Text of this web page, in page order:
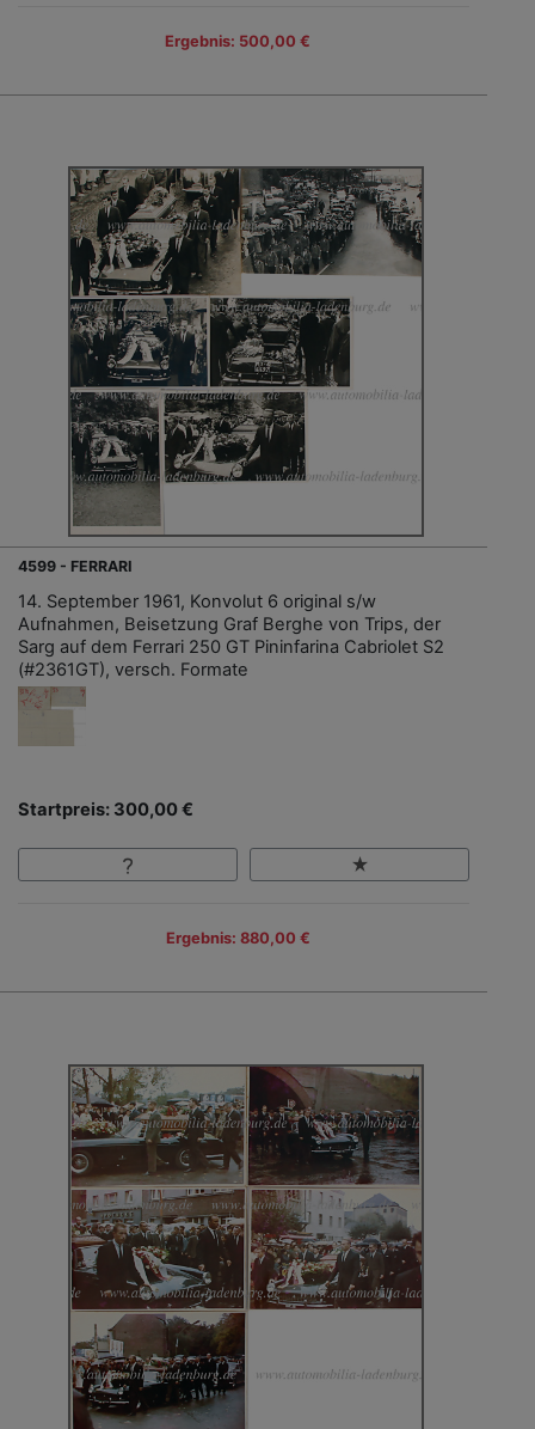
Ergebnis: 500,00 €
4599 - FERRARI
14. September 1961, Konvolut 6 original s/w
Aufnahmen, Beisetzung Graf Berghe von Trips, der
Sarg auf dem Ferrari 250 GT Pininfarina Cabriolet S2
(#2361GT), versch. Formate
Startpreis: 300,00 €
Ergebnis: 880,00 €